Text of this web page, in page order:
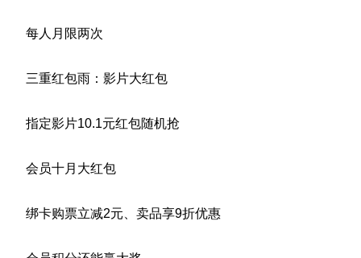
每人月限两次
三重红包雨：影片大红包
指定影片10.1元红包随机抢
会员十月大红包
绑卡购票立减2元、卖品享9折优惠